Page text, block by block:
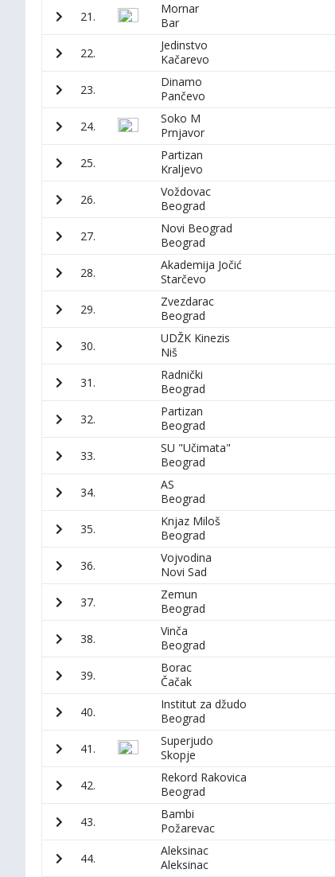
21.
Mornar
Bar
22.
Jedinstvo
Kačarevo
23.
Dinamo
Pančevo
24.
Soko M
Prnjavor
25.
Partizan
Kraljevo
26.
Voždovac
Beograd
27.
Novi Beograd
Beograd
28.
Akademija Jočić
Starčevo
29.
Zvezdarac
Beograd
30.
UDŽK Kinezis
Niš
31.
Radnički
Beograd
32.
Partizan
Beograd
33.
SU "Učimata"
Beograd
34.
AS
Beograd
35.
Knjaz Miloš
Beograd
36.
Vojvodina
Novi Sad
37.
Zemun
Beograd
38.
Vinča
Beograd
39.
Borac
Čačak
40.
Institut za džudo
Beograd
41.
Superjudo
Skopje
42.
Rekord Rakovica
Beograd
43.
Bambi
Požarevac
44.
Aleksinac
Aleksinac